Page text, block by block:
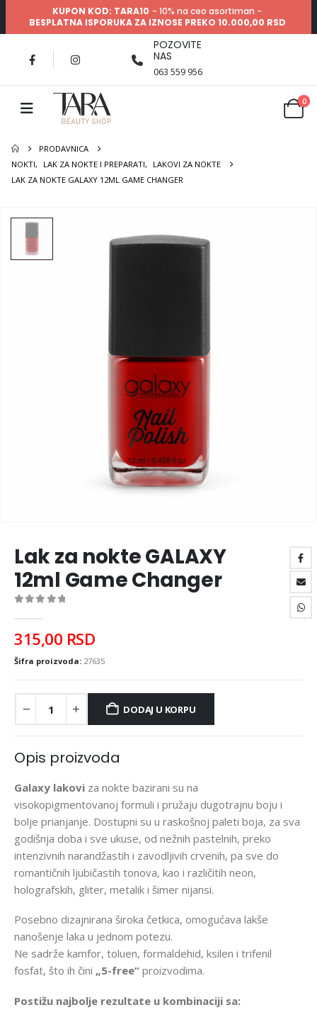
KUPON KOD: TARA10 - 10% na ceo asortiman -
BESPLATNA ISPORUKA ZA IZNOSE PREKO 10.000,00 RSD
POZOVITE
NAS
063 559 956
0
PRODAVNICA
NOKTI, LAK ZA NOKTE I PREPARATI,
LAKOVI ZA NOKTE
LAK ZA NOKTE GALAXY 12ML GAME CHANGER
Lak za nokte GALAXY
12ml Game Changer
315,00 RSD
Šifra proizvoda: 27635
DODAJ U KORPU
Opis proizvoda
Galaxy lakovi za nokte bazirani su na
visokopigmentovanoj formuli i pružaju dugotrajnu boju i
bolje prianjanje. Dostupni su u raskošnoj paleti boja, za sva
godišnja doba i sve ukuse, od nežnih pastelnih, preko
intenzivnih narandžastih i zavodljivih crvenih, pa sve do
romantičnih ljubičastih tonova, kao i različitih neon,
holografskih, gliter, metalik i šimer nijansi.
Posebno dizajnirana široka četkica, omogućava lakše
nanošenje laka u jednom potezu.
Ne sadrže kamfor, toluen, formaldehid, ksilen i trifenil
fosfat, što ih čini „5-free“ proizvodima.
Postižu najbolje rezultate u kombinaciji sa: